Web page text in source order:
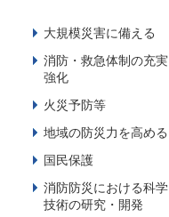
大規模災害に備える
消防・救急体制の充実
強化
火災予防等
地域の防災力を高める
国民保護
消防防災における科学
技術の研究・開発